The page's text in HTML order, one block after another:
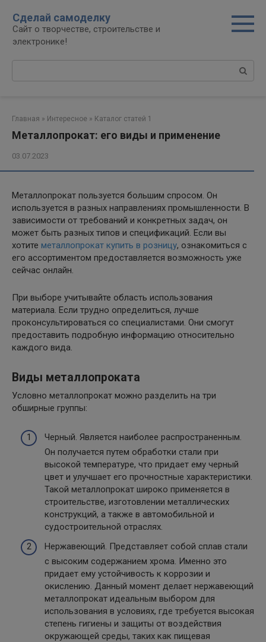
контенту
Сделай самоделку
Сайт о творчестве, строительстве и
электронике!
Главная » Интересное » Каталог статей 1
Металлопрокат: его виды и применение
03.07.2023
Металлопрокат пользуется большим спросом. Он
используется в разных направлениях промышленности. В
зависимости от требований и конкретных задач, он
может быть разных типов и спецификаций. Если вы
хотите металлопрокат купить в розницу, ознакомиться с
его ассортиментом предоставляется возможность уже
сейчас онлайн.
При выборе учитывайте область использования
материала. Если трудно определиться, лучше
проконсультироваться со специалистами. Они смогут
предоставить подробную информацию относительно
каждого вида.
Виды металлопроката
Условно металлопрокат можно разделить на три
обширные группы:
Черный. Является наиболее распространенным.
Он получается путем обработки стали при
высокой температуре, что придает ему черный
цвет и улучшает его прочностные характеристики.
Такой металлопрокат широко применяется в
строительстве, изготовлении металлических
конструкций, а также в автомобильной и
судостроительной отраслях.
Нержавеющий. Представляет собой сплав стали
с высоким содержанием хрома. Именно это
придает ему устойчивость к коррозии и
окислению. Данный момент делает нержавеющий
металлопрокат идеальным выбором для
использования в условиях, где требуется высокая
степень гигиены и защиты от воздействия
окружающей среды, таких как пищевая